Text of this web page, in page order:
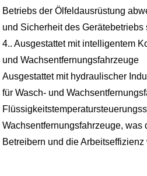
Betriebs der Ölfeldausrüstung
und Sicherheit des Gerätebetriebs
4.. Ausgestattet mit intelligentem
und Wachsentfernungsfahrzeuge
Ausgestattet mit hydraulischer
für Wasch- und
Wachsentfernungsfahrzeuge, was
Betreibern und die Arbeitseffizienz